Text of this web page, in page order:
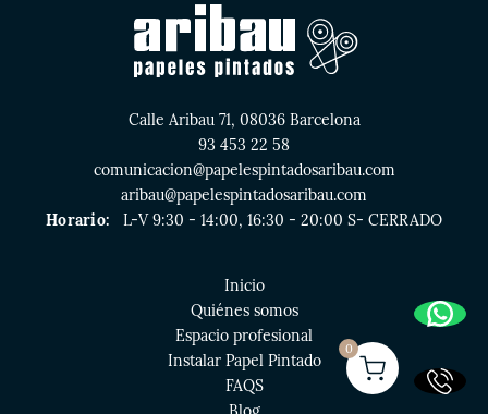
0
Calle Aribau 71, 08036 Barcelona
93 453 22 58
comunicacion@papelespintadosaribau.com
aribau@papelespintadosaribau.com
Horario:
L-V 9:30 - 14:00, 16:30 - 20:00 S- CERRADO
Inicio
Quiénes somos
Espacio profesional
Instalar Papel Pintado
FAQS